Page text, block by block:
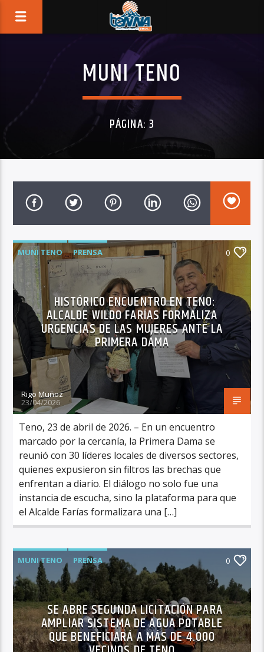
MUNI TENO
PÁGINA: 3
MUNI TENO PRENSA 0
HISTÓRICO ENCUENTRO EN TENO:
ALCALDE WILDO FARÍAS FORMALIZA
URGENCIAS DE LAS MUJERES ANTE LA
PRIMERA DAMA
Rigo Muñoz
23/04/2026
Teno, 23 de abril de 2026. – En un encuentro
marcado por la cercanía, la Primera Dama se
reunió con 30 líderes locales de diversos sectores,
quienes expusieron sin filtros las brechas que
enfrentan a diario. El diálogo no solo fue una
instancia de escucha, sino la plataforma para que
el Alcalde Farías formalizara una […]
MUNI TENO PRENSA 0
SE ABRE SEGUNDA LICITACIÓN PARA
AMPLIAR SISTEMA DE AGUA POTABLE
QUE BENEFICIARÁ A MÁS DE 4.000